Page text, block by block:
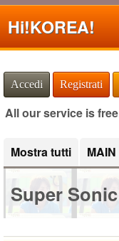
Hi!KOREA!
Accedi Registrati
All our service is
Mostra tutti MAIN
Super Sonic